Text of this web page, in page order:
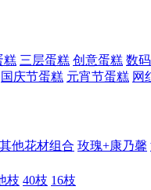
糕 三层蛋糕 创意蛋糕 数
国庆节蛋糕 元宵节蛋糕 网
其他花材组合 玫瑰+康乃馨
枝 40枝 16枝